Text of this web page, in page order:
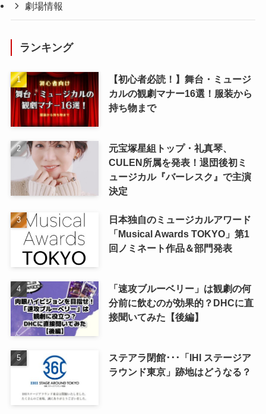
劇場情報
ランキング
【初心者必読！】舞台・ミュージ
カルの観劇マナー16選！服装から
持ち物まで
元宝塚星組トップ・礼真琴、
CULEN所属を発表！退団後初ミ
ュージカル『バーレスク』で主演
決定
日本独自のミュージカルアワード
「Musical Awards TOKYO」第1
回ノミネート作品＆部門発表
「速攻ブルーベリー」は観劇の何
分前に飲むのが効果的？DHCに直
接聞いてみた【後編】
ステアラ閉館･･･「IHI ステージア
ラウンド東京」跡地はどうなる？